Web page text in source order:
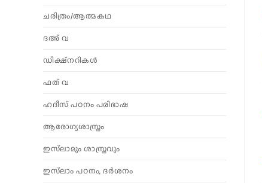
ചരിത്രം/ആത്മകഥ
ദഅ് വ
ഡിക്ഷ്നറികൾ
ഫത് വ
ഹദീസ് പഠനം പരിഭാഷ
ആരോഗ്യശാസ്ത്രം
ഇസ്‌ലാമും ശാസ്ത്രവും
ഇസ്‌ലാം പഠനം, ദർശനം